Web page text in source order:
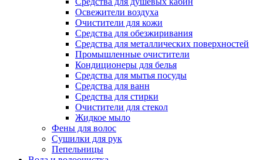
Освежители воздуха
Очистители для кожи
Средства для обезжиривания
Средства для металлических поверхностей
Промышленные очистители
Кондиционеры для белья
Средства для мытья посуды
Средства для ванн
Средства для стирки
Очистители для стекол
Жидкое мыло
Фены для волос
Сушилки для рук
Пепельницы